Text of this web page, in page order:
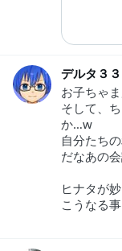
デルタ３３
お子ちゃ
そして、
か…w
自分たち
だなあの
ヒナタが
こうなる